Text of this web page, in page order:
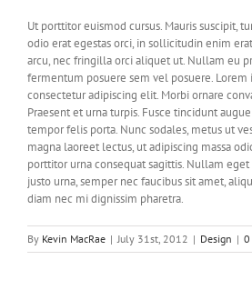
Ut porttitor euismod cursus. Mauris suscipit,
odio erat egestas orci, in sollicitudin enim
arcu, nec fringilla orci aliquet ut. Nullam eu
fermentum posuere sem vel posuere. Lorem
consectetur adipiscing elit. Morbi ornare
Praesent et urna turpis. Fusce tincidunt
tempor felis porta. Nunc sodales, metus ut
magna laoreet lectus, ut adipiscing massa
porttitor urna consequat sagittis. Nullam
justo urna, semper nec faucibus sit amet,
diam nec mi dignissim pharetra.
By Kevin MacRae | July 31st, 2012 | Design | 0